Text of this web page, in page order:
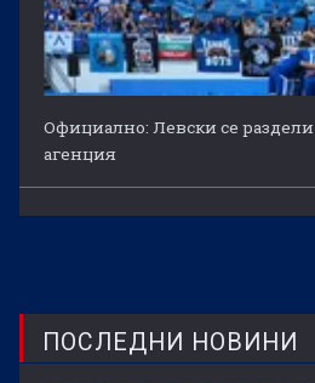
Официално: Левски се раздели
агенция
ПОСЛЕДНИ НОВИНИ